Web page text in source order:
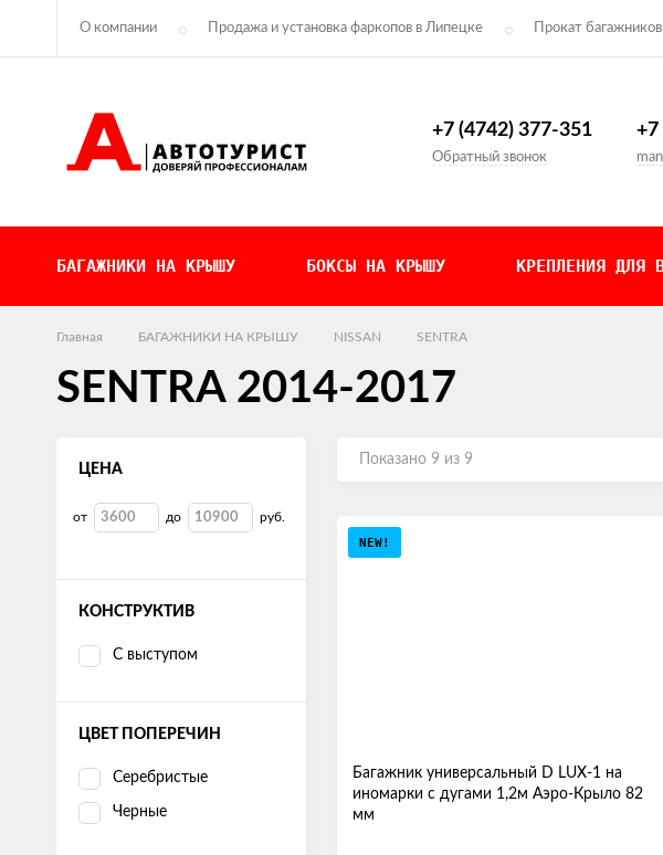
О компании Продажа и установка фаркопов в Липецке Прокат
+7 (4742) 377-351
Обратный звонок
+7
БАГАЖНИКИ НА КРЫШУ БОКСЫ НА КРЫШУ КРЕПЛЕНИЯ ДЛЯ
Главная БАГАЖНИКИ НА КРЫШУ NISSAN SENTRA
SENTRA 2014-2017
ЦЕНА
от до руб.
КОНСТРУКТИВ
С выступом
ЦВЕТ ПОПЕРЕЧИН
Серебристые
Черные
Показано 9 из 9
NEW!
Багажник универсальный D LUX-1 на
иномарки с дугами 1,2м Аэро-Крыло 82
мм